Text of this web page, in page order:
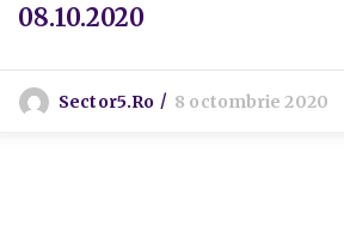
08.10.2020
Sector5.ro 8 octombrie 2020